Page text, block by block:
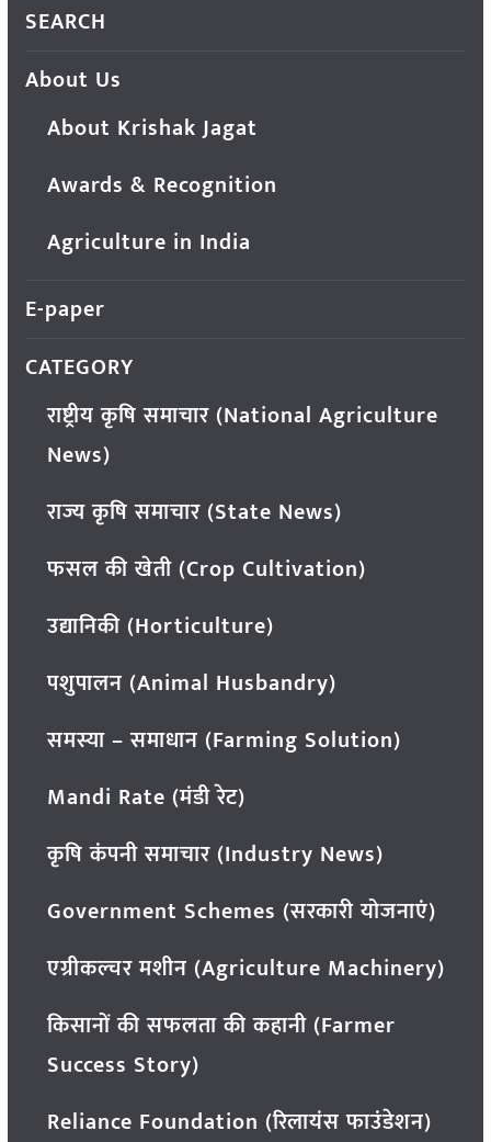
SEARCH
About Us
About Krishak Jagat
Awards & Recognition
Agriculture in India
E-paper
CATEGORY
राष्ट्रीय कृषि समाचार (National Agriculture
News)
राज्य कृषि समाचार (State News)
फसल की खेती (Crop Cultivation)
उद्यानिकी (Horticulture)
पशुपालन (Animal Husbandry)
समस्या – समाधान (Farming Solution)
Mandi Rate (मंडी रेट)
कृषि कंपनी समाचार (Industry News)
Government Schemes (सरकारी योजनाएं)
एग्रीकल्चर मशीन (Agriculture Machinery)
किसानों की सफलता की कहानी (Farmer
Success Story)
Reliance Foundation (रिलायंस फाउंडेशन)